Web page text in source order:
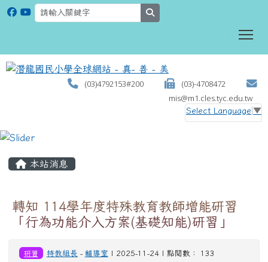
(03)4792153#200
(03)-4708472
mis@m1.cles.tyc.edu.tw
Select Language ▼
本站消息
轉知 114學年度特殊教育教師增能研習
「行為功能介入方案(基礎知能)研習」
研習 特教組長 - 輔導室 | 2025-11-24 | 點閱數： 133